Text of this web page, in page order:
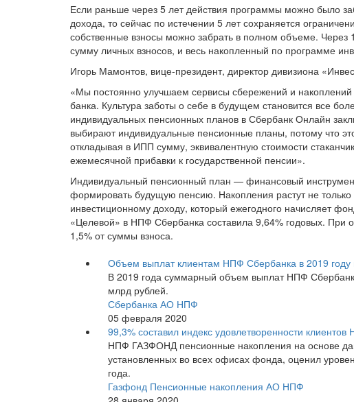
Если раньше через 5 лет действия программы можно было
дохода, то сейчас по истечении 5 лет сохраняется
собственные взносы можно забрать в полном объеме. Через
сумму личных взносов, и весь накопленный по программе
Игорь Мамонтов, вице-президент, директор дивизиона
«Мы постоянно улучшаем сервисы сбережений и
банка. Культура заботы о себе в будущем становится все
индивидуальных пенсионных планов в Сбербанк Онлайн
выбирают индивидуальные пенсионные планы, потому что
откладывая в ИПП сумму, эквивалентную стоимости
ежемесячной прибавки к государственной пенсии».
Индивидуальный пенсионный план — финансовый
формировать будущую пенсию. Накопления растут не
инвестиционному доходу, который ежегодного начисляет
«Целевой» в НПФ Сбербанка составила 9,64% годовых. При
1,5% от суммы взноса.
Объем выплат клиентам НПФ Сбербанка в 2019 году
В 2019 года суммарный объем выплат НПФ
млрд рублей.
Сбербанка АО НПФ
05 февраля 2020
99,3% составил индекс удовлетворенности
НПФ ГАЗФОНД пенсионные накопления на основе
установленных во всех офисах фонда, оценил
года.
Газфонд Пенсионные накопления АО НПФ